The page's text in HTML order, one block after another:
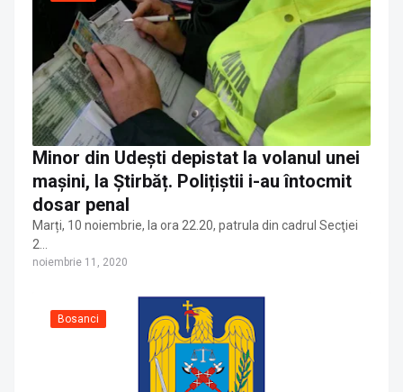
Minor din Udești depistat la volanul unei
mașini, la Știrbăț. Polițiștii i-au întocmit
dosar penal
Marți, 10 noiembrie, la ora 22.20, patrula din cadrul Secţiei
2…
noiembrie 11, 2020
Bosanci